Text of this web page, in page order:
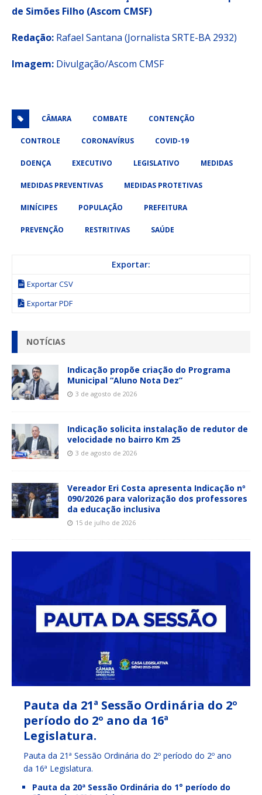
de Simões Filho (Ascom CMSF)
Redação: Rafael Santana (Jornalista SRTE-BA 2932)
Imagem: Divulgação/Ascom CMSF
CÂMARA COMBATE CONTENÇÃO
CONTROLE CORONAVÍRUS COVID-19
DOENÇA EXECUTIVO LEGISLATIVO MEDIDAS
MEDIDAS PREVENTIVAS MEDIDAS PROTETIVAS
MINÍCIPES POPULAÇÃO PREFEITURA
PREVENÇÃO RESTRITIVAS SAÚDE
Exportar:
Exportar CSV
Exportar PDF
NOTÍCIAS
Indicação propõe criação do Programa
Municipal “Aluno Nota Dez”
3 de agosto de 2026
Indicação solicita instalação de redutor de
velocidade no bairro Km 25
3 de agosto de 2026
Vereador Eri Costa apresenta Indicação nº
090/2026 para valorização dos professores
da educação inclusiva
15 de julho de 2026
Pauta da 21ª Sessão Ordinária do 2º
período do 2º ano da 16ª
Legislatura.
Pauta da 21ª Sessão Ordinária do 2º período do 2º ano
da 16ª Legislatura.
Pauta da 20ª Sessão Ordinária do 1° período do